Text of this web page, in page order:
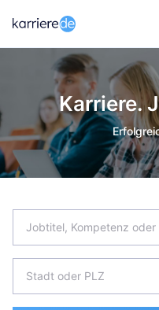
Karriere.